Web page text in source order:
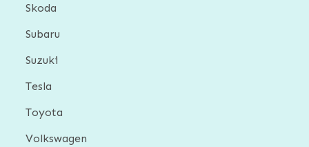
Skoda
Subaru
Suzuki
Tesla
Toyota
Volkswagen